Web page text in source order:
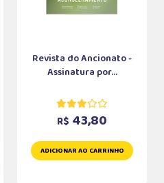
Revista do Ancionato -
Assinatura por...
R$ 43,80
ADICIONAR AO CARRINHO